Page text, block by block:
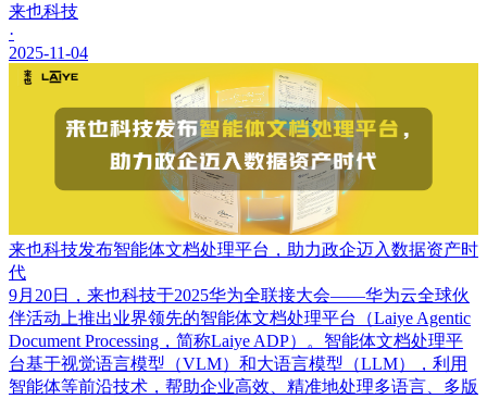
来也科技
·
2025-11-04
来也科技发布智能体文档处理平台，助力政企迈入数据资产时
代
9月20日，来也科技于2025华为全联接大会——华为云全球伙
伴活动上推出业界领先的智能体文档处理平台（Laiye Agentic
Document Processing，简称Laiye ADP）。智能体文档处理平
台基于视觉语言模型（VLM）和大语言模型（LLM），利用
智能体等前沿技术，帮助企业高效、精准地处理多语言、多版